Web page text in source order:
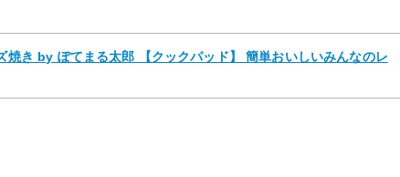
焼き by ぽてまる太郎 【クックパッド】 簡単おいしいみんなのレ